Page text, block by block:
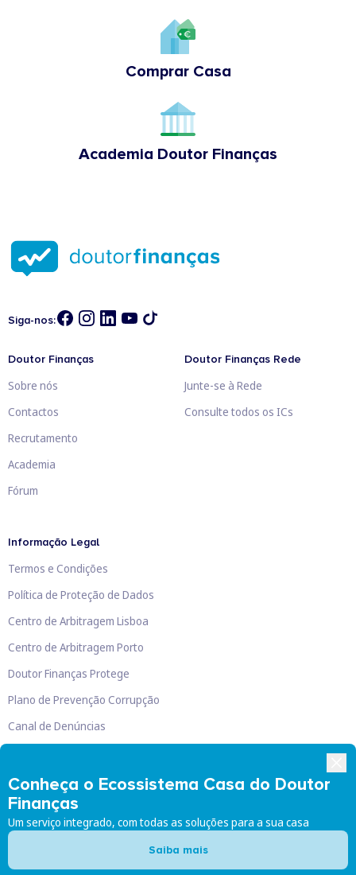
Comprar Casa
Academia Doutor Finanças
Conheça o Ecossistema Casa do Doutor
Finanças
Um serviço integrado, com todas as soluções para a sua casa
Saiba mais
Siga-nos:
Doutor Finanças
Sobre nós
Contactos
Recrutamento
Academia
Fórum
Doutor Finanças Rede
Junte-se à Rede
Consulte todos os ICs
Informação Legal
Termos e Condições
Política de Proteção de Dados
Centro de Arbitragem Lisboa
Centro de Arbitragem Porto
Doutor Finanças Protege
Plano de Prevenção Corrupção
Canal de Denúncias
Doutor Finanças, Lda